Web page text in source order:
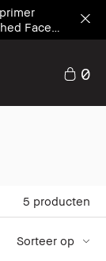
Face
0
5 producten
Sorteer op